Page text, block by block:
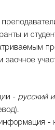
и
заочное
- русский
-